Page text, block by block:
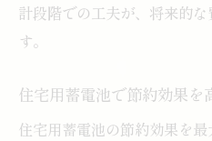
計段階での工夫が、将来的
す。
住宅用蓄電池で節約効果を
住宅用蓄電池の節約効果を